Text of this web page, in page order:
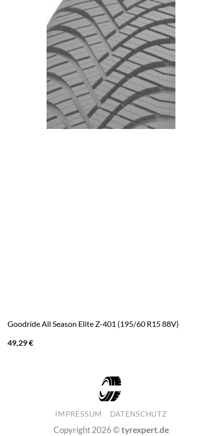
Goodride All Season Elite Z-401 (195/60 R15 88V)
49,29€
IMPRESSUM DATENSCHUTZ
Copyright 2026 ©tyrexpert.de